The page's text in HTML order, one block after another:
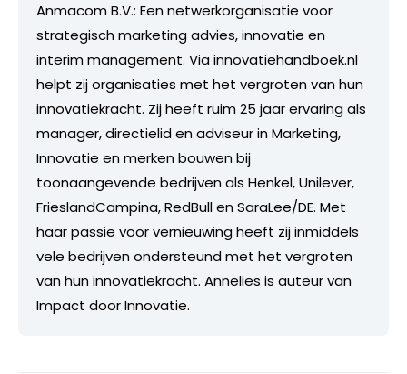
Anmacom B.V.: Een netwerkorganisatie voor
strategisch marketing advies, innovatie en
interim management. Via innovatiehandboek.nl
helpt zij organisaties met het vergroten van hun
innovatiekracht. Zij heeft ruim 25 jaar ervaring als
manager, directielid en adviseur in Marketing,
Innovatie en merken bouwen bij
toonaangevende bedrijven als Henkel, Unilever,
FrieslandCampina, RedBull en SaraLee/DE. Met
haar passie voor vernieuwing heeft zij inmiddels
vele bedrijven ondersteund met het vergroten
van hun innovatiekracht. Annelies is auteur van
Impact door Innovatie.